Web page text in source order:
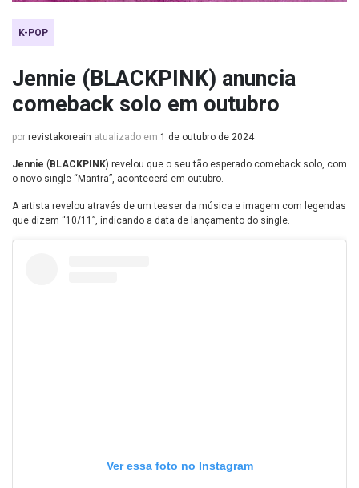
K-POP
Jennie (BLACKPINK) anuncia
comeback solo em outubro
por revistakoreain atualizado em 1 de outubro de 2024
Jennie ( BLACKPINK) revelou que o seu tão esperado comeback solo, com
o novo single “Mantra”, acontecerá em outubro.
A artista revelou através de um teaser da música e imagem com legendas
que dizem “10/11”, indicando a data de lançamento do single.
Ver essa foto no Instagram